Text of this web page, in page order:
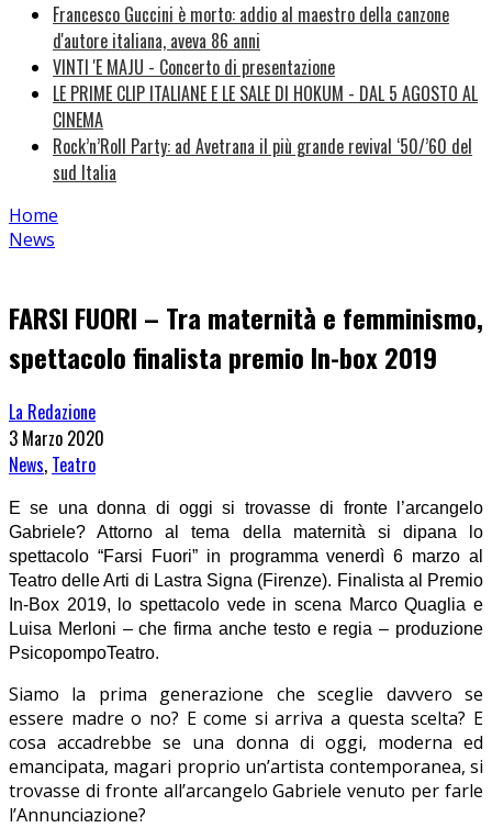
Francesco Guccini è morto: addio al maestro della canzone
d'autore italiana, aveva 86 anni
VINTI 'E MAJU - Concerto di presentazione
LE PRIME CLIP ITALIANE E LE SALE DI HOKUM - DAL 5 AGOSTO AL
CINEMA
Rock’n’Roll Party: ad Avetrana il più grande revival ‘50/’60 del
sud Italia
Home
News
FARSI FUORI – Tra maternità e femminismo,
spettacolo finalista premio In-box 2019
La Redazione
3 Marzo 2020
News, Teatro
E se una donna di oggi si trovasse di fronte l’arcangelo
Gabriele? Attorno al tema della maternità si dipana lo
spettacolo “Farsi Fuori” in programma venerdì 6 marzo al
Teatro delle Arti di Lastra Signa (Firenze). Finalista al Premio
In-Box 2019, lo spettacolo vede in scena Marco Quaglia e
Luisa Merloni – che firma anche testo e regia – produzione
PsicopompoTeatro.
Siamo la prima generazione che sceglie davvero se
essere madre o no? E come si arriva a questa scelta? E
cosa accadrebbe se una donna di oggi, moderna ed
emancipata, magari proprio un’artista contemporanea, si
trovasse di fronte all’arcangelo Gabriele venuto per farle
l’Annunciazione?